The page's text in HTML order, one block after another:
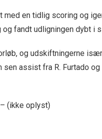
en tidlig scoring og
fandt udligningen dybt i
og udskiftningerne
assist fra R. Furtado
– (ikke oplyst)